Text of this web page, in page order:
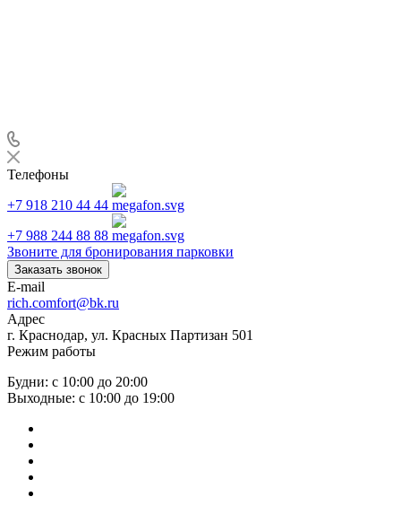
Телефоны
+7 918 210 44 44
+7 988 244 88 88
Звоните для бронирования парковки
Заказать звонок
E-mail
rich.comfort@bk.ru
Адрес
г. Краснодар, ул. Красных Партизан 501
Режим работы
Будни: с 10:00 до 20:00
Выходные: с 10:00 до 19:00